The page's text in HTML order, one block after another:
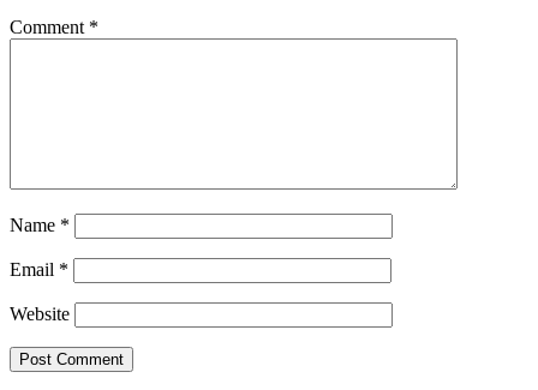
Comment *
Name *
Email *
Website